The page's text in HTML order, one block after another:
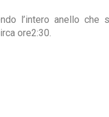
l’intero anello che
ore2:30.